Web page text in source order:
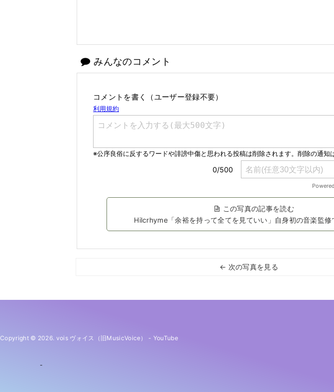
みんなのコメント
コメントを書く（ユーザー登録不要）
この写真の記事を読む
Hilcrhyme「余裕を持って全てを見ていい」自身初の音楽監修
← 次の写真を見る
Copyright © 2026. vois ヴォイス（旧MusicVoice） - YouTube
-